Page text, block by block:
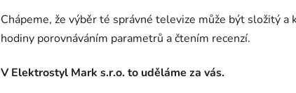
Chápeme, že výběr té správné televize může být složitý
hodiny porovnáváním parametrů a čtením recenzí.
V Elektrostyl Mark s.r.o. to uděláme za vás.